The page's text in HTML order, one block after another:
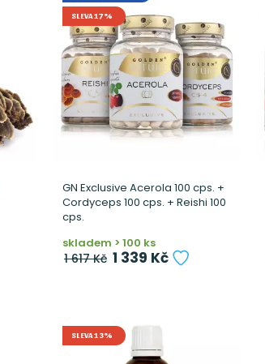
SLEVA 17%
GN Exclusive Acerola 100 cps. +
Cordyceps 100 cps. + Reishi 100
cps.
skladem > 100 ks
1 617 Kč 1 339 Kč
SLEVA 13%